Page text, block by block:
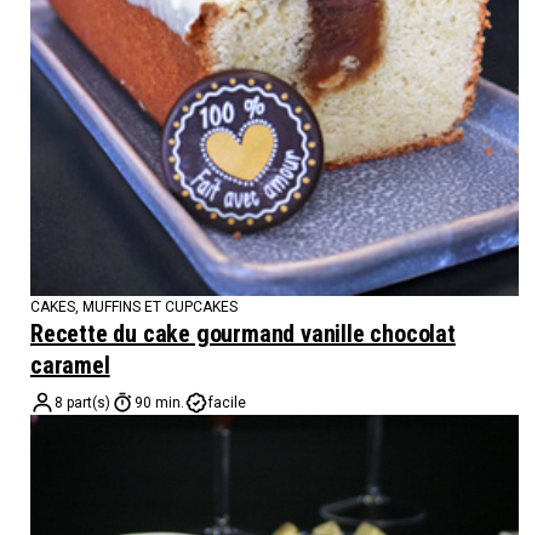
CAKES, MUFFINS ET CUPCAKES
Recette du cake gourmand vanille chocolat
caramel
8 part(s) 90 min. facile